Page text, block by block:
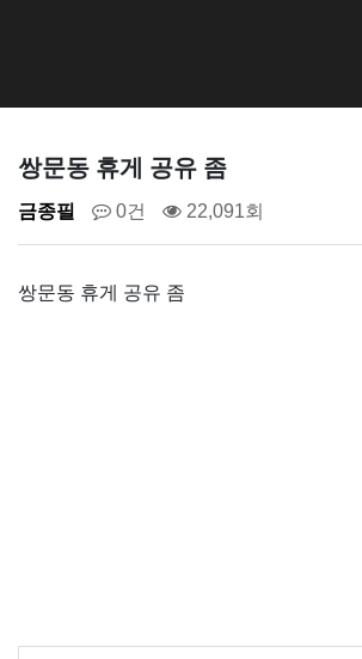
쌍문동 휴게 공유 좀
금종필 0건 22,091회
쌍문동 휴게 공유 좀